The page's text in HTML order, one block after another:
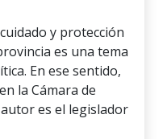
y protección
es una tema
En ese sentido,
la Cámara de
es el legislador